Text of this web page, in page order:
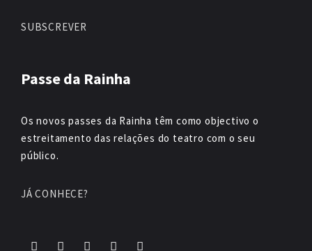
SUBSCREVER
Passe da Rainha
Os novos passes da Rainha têm como objectivo o
estreitamento das relações do teatro com o seu
público.
JÁ CONHECE?